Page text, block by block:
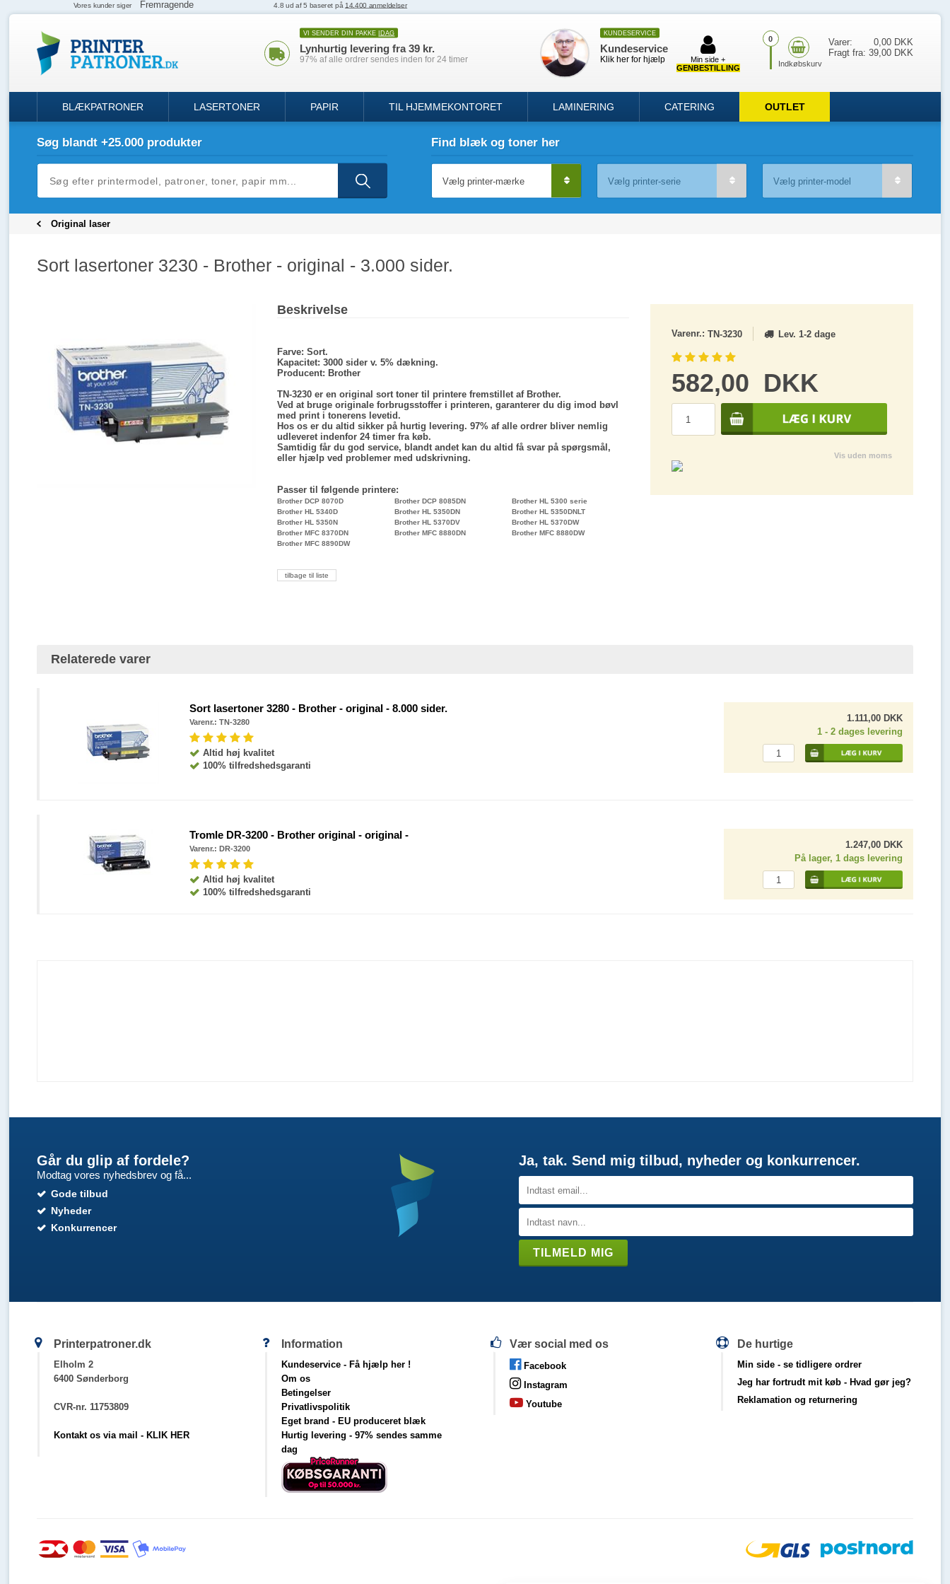
0 Varer:
0,00 DKK
Fragt fra: 39,00 DKK
VI SENDER DIN PAKKE IDAG
Lynhurtig levering fra 39 kr.
97% af alle ordrer sendes inden for 24 timer
KUNDESERVICE
Kundeservice
Klik her for hjælp
Min side +
GENBESTILLING
BLÆKPATRONER LASERTONER PAPIR TIL HJEMMEKONTORET LAMINERING CATERING OUTLET
Søg blandt +25.000 produkter Find blæk og toner her
Original laser
Sort lasertoner 3230 - Brother - original - 3.000 sider.
Beskrivelse
Farve: Sort.
Kapacitet: 3000 sider v. 5% dækning.
Producent: Brother
TN-3230 er en original sort toner til printere fremstillet af Brother.
Ved at bruge originale forbrugsstoffer i printeren, garanterer du dig imod bøvl
med print i tonerens levetid.
Hos os er du altid sikker på hurtig levering. 97% af alle ordrer bliver nemlig
udleveret indenfor 24 timer fra køb.
Samtidig får du god service, blandt andet kan du altid få svar på spørgsmål,
eller hjælp ved problemer med udskrivning.
Passer til følgende printere:
Brother DCP 8070D Brother DCP 8085DN
Brother HL 5300 serie
Brother HL 5340D
Brother HL 5350DN
Brother HL 5350DNLT
Brother HL 5350N
Brother HL 5370DV
Brother HL 5370DW
Brother MFC 8370DN
Brother MFC 8880DN
Brother MFC 8880DW
Brother MFC 8890DW
tilbage til liste
Varenr.: TN-3230 Lev. 1-2 dage
582,00 DKK
Vis uden moms
Relaterede varer
Sort lasertoner 3280 - Brother - original - 8.000 sider.
Varenr.:TN-3280
Altid høj kvalitet
100% tilfredshedsgaranti
1.111,00 DKK
1 - 2 dages levering
Tromle DR-3200 - Brother original - original -
Varenr.:DR-3200
Altid høj kvalitet
100% tilfredshedsgaranti
1.247,00 DKK
På lager, 1 dags levering
Går du glip af fordele?
Modtag vores nyhedsbrev og få...
Gode tilbud
Nyheder
Konkurrencer
Ja, tak. Send mig tilbud, nyheder og konkurrencer.
Printerpatroner.dk
Elholm 2
6400 Sønderborg
CVR-nr. 11753809
Kontakt os via mail - KLIK HER
Information
Kundeservice - Få hjælp her !
Om os
Betingelser
Privatlivspolitik
Eget brand - EU produceret blæk
Hurtig levering - 97% sendes samme
dag
Vær social med os
Facebook
Instagram
Youtube
De hurtige
Min side - se tidligere ordrer
Jeg har fortrudt mit køb - Hvad gør jeg?
Reklamation og returnering